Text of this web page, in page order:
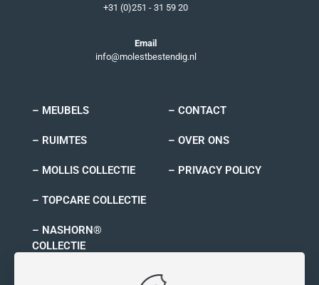
+31 (0)251 - 31 59 20
Email
info@molestbestendig.nl
– MEUBELS
– RUIMTES
– MOLLIS COLLECTIE
– TOPCARE COLLECTIE
– NASHORN®
COLLECTIE
– CONTACT
– OVER ONS
– PRIVACY POLICY